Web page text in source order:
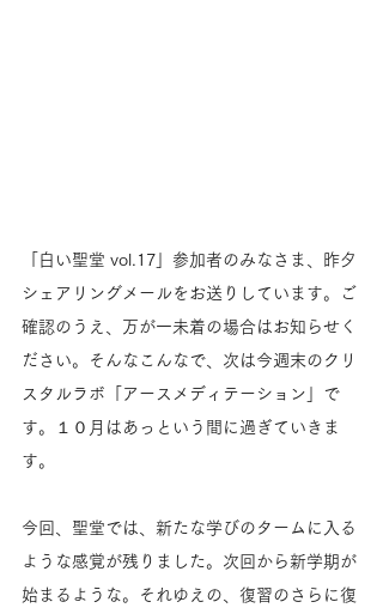
「白い聖堂 vol.17」参加者のみなさま、昨夕
シェアリングメールをお送りしています。ご
確認のうえ、万が一未着の場合はお知らせく
ださい。そんなこんなで、次は今週末のクリ
スタルラボ「アースメディテーション」で
す。１０月はあっという間に過ぎていきま
す。
今回、聖堂では、新たな学びのタームに入る
ような感覚が残りました。次回から新学期が
始まるような。それゆえの、復習のさらに復